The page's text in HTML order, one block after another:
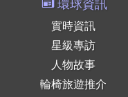
環球資訊
實時資訊
星級專訪
人物故事
輪椅旅遊推介